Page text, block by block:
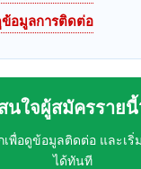
อมูลการติดต่อ
นใจผู้สมัครรายนี้
พื่อดูข้อมูลติดต่อ และเริ่
ได้ทันที